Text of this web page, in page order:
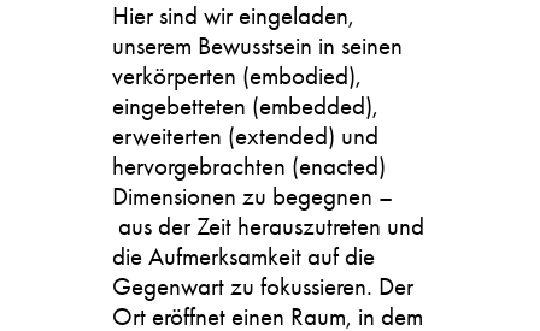
Hier sind wir eingeladen,
unserem Bewusstsein in seinen
verkörperten (embodied),
eingebetteten (embedded),
erweiterten (extended) und
hervorgebrachten (enacted)
Dimensionen zu begegnen –
aus der Zeit herauszutreten und
die Aufmerksamkeit auf die
Gegenwart zu fokussieren. Der
Ort eröffnet einen Raum, in dem